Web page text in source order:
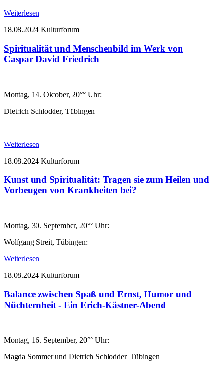
Weiterlesen
18.08.2024 Kulturforum
Spiritualität und Menschenbild im Werk von
Caspar David Friedrich
Montag, 14. Oktober, 20°° Uhr:
Dietrich Schlodder, Tübingen
Weiterlesen
18.08.2024 Kulturforum
Kunst und Spiritualität: Tragen sie zum Heilen und
Vorbeugen von Krankheiten bei?
Montag, 30. September, 20°° Uhr:
Wolfgang Streit, Tübingen:
Weiterlesen
18.08.2024 Kulturforum
Balance zwischen Spaß und Ernst, Humor und
Nüchternheit - Ein Erich-Kästner-Abend
Montag, 16. September, 20°° Uhr:
Magda Sommer und Dietrich Schlodder, Tübingen